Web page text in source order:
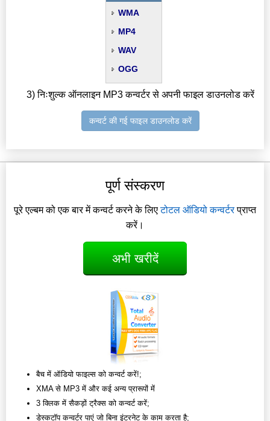
WMA
MP4
WAV
OGG
3) निःशुल्क ऑनलाइन MP3 कन्वर्टर से अपनी फाइल डाउनलोड करें
कन्वर्ट की गई फाइल डाउनलोड करें
पूर्ण संस्करण
पूरे एल्बम को एक बार में कन्वर्ट करने के लिएटोटल ऑडियो कन्वर्टरप्राप्त
करें।
अभी खरीदें
बैच में ऑडियो फाइल्स को कन्वर्ट करें!;
XMA से MP3 में और कई अन्य प्रारूपों में
3 क्लिक में सैकड़ों ट्रैक्स को कन्वर्ट करें;
डेस्कटॉप कन्वर्टर पाएं जो बिना इंटरनेट के काम करता है;